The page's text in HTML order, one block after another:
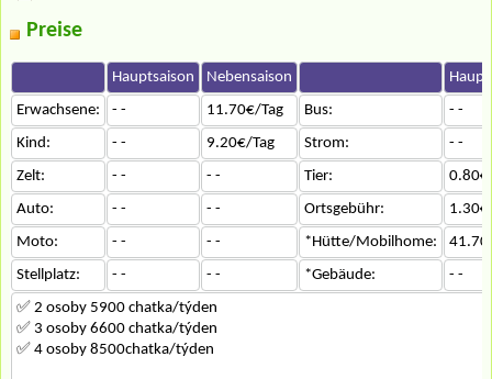
Preise
Hauptsaison Nebensaison
Erwachsene:
- - 11.70€/Tag Bus:
- -
Kind:
- - 9.20€/Tag Strom:
- -
Zelt:
- - - - Tier:
Auto:
- - - - Ortsgebühr:
Moto:
- - - - *Hütte/Mobilhome:
Stellplatz:
- - - - *Gebäude:
- -
✅ 2 osoby 5900 chatka/týden
✅ 3 osoby 6600 chatka/týden
✅ 4 osoby 8500chatka/týden